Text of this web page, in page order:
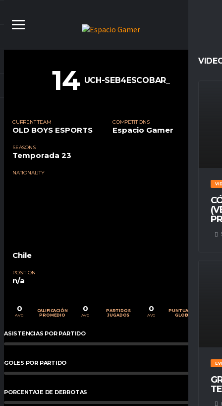
14 UCH-SEB4ESCOBAR_
CURRENT TEAM
OLD BOYS ESPORTS
COMPETITIONS
Espacio Gamer
SEASONS
Temporada 23
NATIONALITY
Chile
POSITION
n/a
0
AVG
CALIFICACIÓN
PROMEDIO
0
AVG
PARTIDOS
JUGADOS
0
AVG
PUNTUACIÓN
GLOBAL
ASISTENCIAS POR PARTIDO
GOLES POR PARTIDO %
PORCENTAJE DE DERROTAS %